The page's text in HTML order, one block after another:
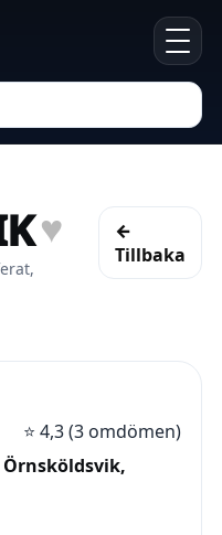
♥
←
Tillbaka
⭐ 4,3 (3 omdömen)
Örnsköldsvik,